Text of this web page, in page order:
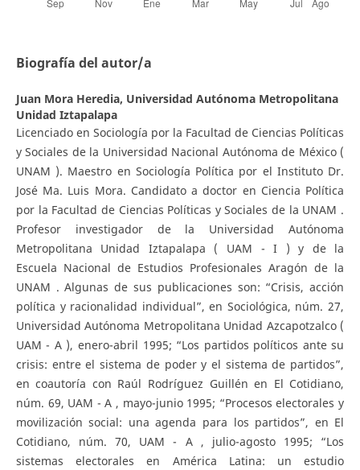
Biografía del autor/a
Juan Mora Heredia, Universidad Autónoma Metropolitana
Unidad Iztapalapa
Licenciado en Sociología por la Facultad de Ciencias Políticas
y Sociales de la Universidad Nacional Autónoma de México (
UNAM ). Maestro en Sociología Política por el Instituto Dr.
José Ma. Luis Mora. Candidato a doctor en Ciencia Política
por la Facultad de Ciencias Políticas y Sociales de la UNAM .
Profesor investigador de la Universidad Autónoma
Metropolitana Unidad Iztapalapa ( UAM - I ) y de la
Escuela Nacional de Estudios Profesionales Aragón de la
UNAM . Algunas de sus publicaciones son: “Crisis, acción
política y racionalidad individual”, en Sociológica, núm. 27,
Universidad Autónoma Metropolitana Unidad Azcapotzalco (
UAM - A ), enero-abril 1995; “Los partidos políticos ante su
crisis: entre el sistema de poder y el sistema de partidos”,
en coautoría con Raúl Rodríguez Guillén en El Cotidiano,
núm. 69, UAM - A , mayo-junio 1995; “Procesos electorales y
movilización social: una agenda para los partidos”, en El
Cotidiano, núm. 70, UAM - A , julio-agosto 1995; “Los
sistemas electorales en América Latina: un estudio